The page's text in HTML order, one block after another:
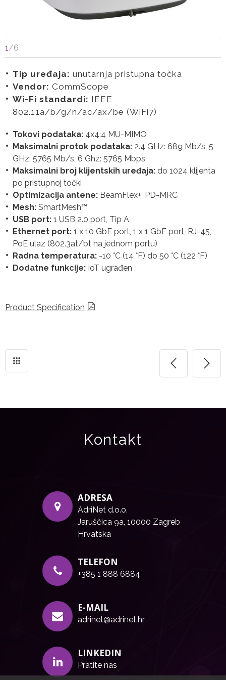
1 /6
Tip uređaja: unutarnja pristupna točka
Vendor: CommScope
Wi-Fi standardi: IEEE
802.11a/b/g/n/ac/ax/be (WiFi7)
Tokovi podataka: 4x4:4 MU-MIMO
Maksimalni protok podataka: 2.4 GHz: 689 Mb/s, 5
GHz: 5765 Mb/s, 6 Ghz: 5765 Mbps
Maksimalni broj klijentskih uređaja: do 1024 klijenta
po pristupnoj točki
Optimizacija antene: BeamFlex+, PD-MRC
Mesh: SmartMesh™
USB port: 1 USB 2.0 port, Tip A
Ethernet port: 1 x 10 GbE port, 1 x 1 GbE port, RJ-45,
PoE ulaz (802.3at/bt na jednom portu)
Radna temperatura: -10 °C (14 °F) do 50 °C (122 °F)
Dodatne funkcije: IoT ugrađen
Product Specification
Kontakt
ADRESA
AdriNet d.o.o.
Jaruščica 9a, 10000 Zagreb
Hrvatska
TELEFON
+385 1 888 6884
E-MAIL
adrinet@adrinet.hr
LINKEDIN
Pratite nas